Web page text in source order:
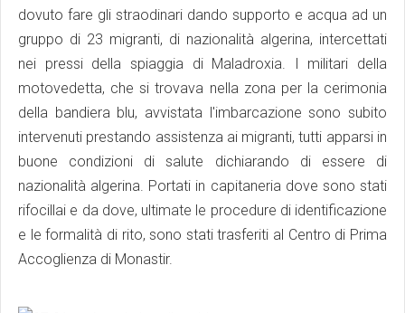
dovuto fare gli straodinari dando supporto e acqua ad un
gruppo di 23 migranti, di nazionalità algerina, intercettati
nei pressi della spiaggia di Maladroxia. I militari della
motovedetta, che si trovava nella zona per la cerimonia
della bandiera blu, avvistata l'imbarcazione sono subito
intervenuti prestando assistenza ai migranti, tutti apparsi in
buone condizioni di salute dichiarando di essere di
nazionalità algerina. Portati in capitaneria dove sono stati
rifocillai e da dove, ultimate le procedure di identificazione
e le formalità di rito, sono stati trasferiti al Centro di Prima
Accoglienza di Monastir.